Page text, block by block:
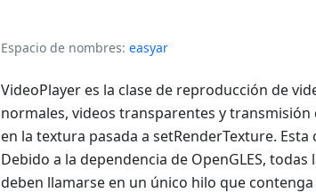
Espacio de nombres easyar
VideoPlayer es la clase de reproducción de
normales, videos transparentes y
en la textura pasada a setRenderTexture.
Debido a la dependencia de OpenGLES,
deben llamarse en un único hilo que